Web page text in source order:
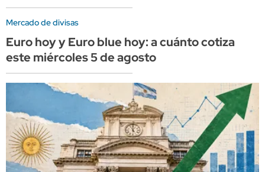
Mercado de divisas
Euro hoy y Euro blue hoy: a cuánto cotiza
este miércoles 5 de agosto